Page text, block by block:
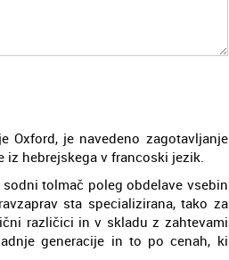
Oxford, je navedeno zagotavljanje
hebrejskega v francoski jezik.
tolmač poleg obdelave vsebin
sta specializirana, tako za
različici in v skladu z zahtevami
generacije in to po cenah, ki